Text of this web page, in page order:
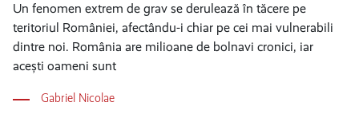
Un fenomen extrem de grav se derulează în tăcere pe
teritoriul României, afectându-i chiar pe cei mai vulnerabili
dintre noi. România are milioane de bolnavi cronici, iar
acești oameni sunt
Gabriel Nicolae